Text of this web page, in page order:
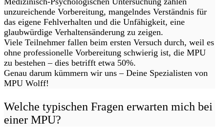
unzureichende Vorbereitung, mangelndes Verständnis für
das eigene Fehlverhalten und die Unfähigkeit, eine
glaubwürdige Verhaltensänderung zu zeigen.
Viele Teilnehmer fallen beim ersten Versuch durch, weil es
ohne professionelle Vorbereitung schwierig ist, die MPU
zu bestehen – dies betrifft etwa 50%.
Genau darum kümmern wir uns – Deine Spezialisten von
MPU Wolff!
Welche typischen Fragen erwarten mich bei
einer MPU?